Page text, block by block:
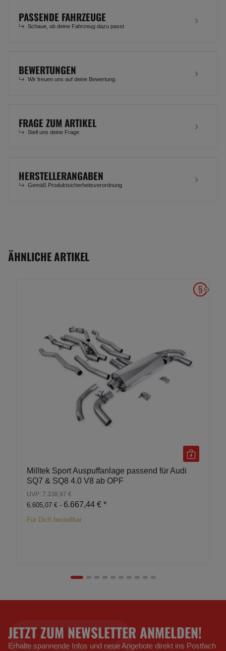
PASSENDE FAHRZEUGE
Schaue, ob deine Fahrzeug dazu passt
BEWERTUNGEN
Wir freuen uns auf deine Bewertung
FRAGE ZUM ARTIKEL
Stell uns deine Frage
HERSTELLERANGABEN
Gemäß Produktsicherheitsverordnung
ÄHNLICHE ARTIKEL
Milltek Sport Auspuffanlage passend für Audi
SQ7 & SQ8 4.0 V8 ab OPF
UVP: 7.338,97 €
6.605,07 € - 6.667,44 € *
Für Dich bestellbar
JETZT ZUM NEWSLETTER ANMELDEN!
Erhalte spannende Infos und neue Angebote direkt ins Postfach